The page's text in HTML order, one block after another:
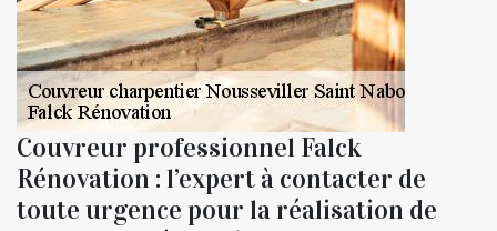
Couvreur professionnel Falck
Rénovation : l’expert à contacter de
toute urgence pour la réalisation de